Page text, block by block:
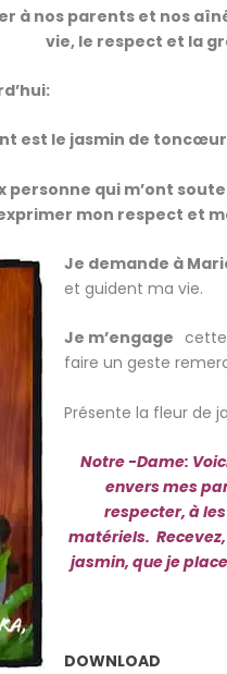
à nos parents et nos
vie, le respect et la
est le jasmin de
personne qui m’ont
mon respect et
Je demande à
et guident ma vie.
Je m’engage cette
faire un geste
Présente la fleur de
Notre -Dame:
envers mes
respecter, à
matériels.
jasmin, que je
DOWNLOAD